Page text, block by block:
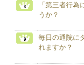
「第三者行
うか？
毎日の通院に
れますか？